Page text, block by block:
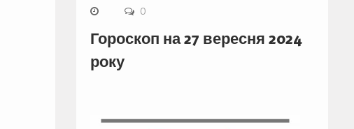
0
Гороскоп на 27 вересня 2024
року